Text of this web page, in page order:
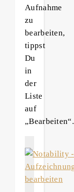
Aufnahme
zu
bearbeiten,
tippst
Du
in
der
Liste
auf
„Bearbeiten“.